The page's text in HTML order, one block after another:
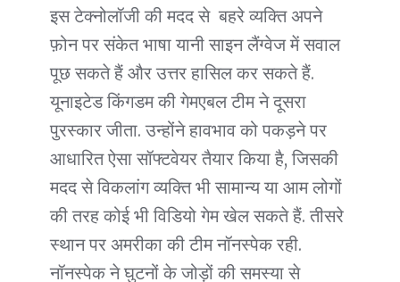
इस टेक्नोलॉजी की मदद से बहरे व्यक्ति अपने
फ़ोन पर संकेत भाषा यानी साइन लैंग्वेज में सवाल
पूछ सकते हैं और उत्तर हासिल कर सकते हैं.
यूनाइटेड किंगडम की गेमएबल टीम ने दूसरा
पुरस्कार जीता. उन्होंने हावभाव को पकड़ने पर
आधारित ऐसा सॉफ्टवेयर तैयार किया है, जिसकी
मदद से विकलांग व्यक्ति भी सामान्य या आम लोगों
की तरह कोई भी विडियो गेम खेल सकते हैं. तीसरे
स्थान पर अमरीका की टीम नॉनस्पेक रही.
नॉनस्पेक ने घुटनों के जोड़ों की समस्या से